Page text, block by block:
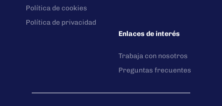
Política de cookies
Política de privacidad
Enlaces de interés
Trabaja con nosotros
Preguntas frecuentes